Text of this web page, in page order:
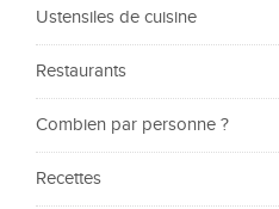
Ustensiles de cuisine
Restaurants
Combien par personne ?
Recettes